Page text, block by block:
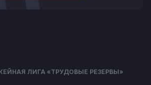
ЛИГА «ТРУДОВЫЕ РЕЗЕРВЫ»